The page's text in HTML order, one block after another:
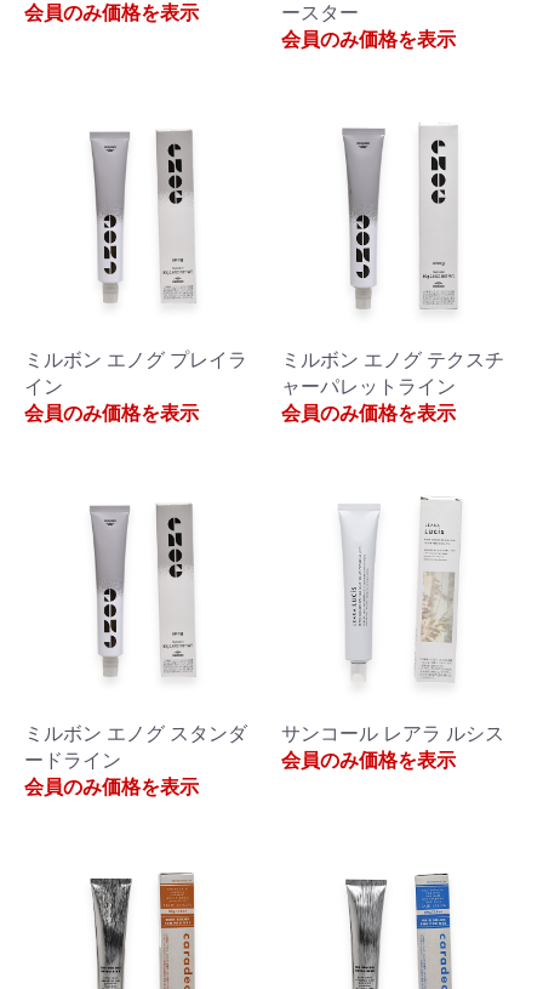
会員のみ価格を表示
ースター
会員のみ価格を表示
ミルボン エノグ プレイラ
イン
会員のみ価格を表示
ミルボン エノグ テクスチ
ャーパレットライン
会員のみ価格を表示
ミルボン エノグ スタンダ
ードライン
会員のみ価格を表示
サンコール レアラ ルシス
会員のみ価格を表示